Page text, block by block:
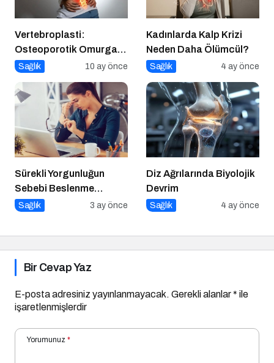
Vertebroplasti:
Osteoporotik Omurga
Kırıklarında Modern
Sağlık 10 ay önce
Kadınlarda Kalp Krizi
Neden Daha Ölümcül?
Sağlık 4 ay önce
Sürekli Yorgunluğun
Sebebi Beslenme
Olabilir mi?
Sağlık 3 ay önce
Diz Ağrılarında Biyolojik
Devrim
Sağlık 4 ay önce
Bir Cevap Yaz
E-posta adresiniz yayınlanmayacak. Gerekli alanlar* ile
işaretlenmişlerdir
Yorumunuz *